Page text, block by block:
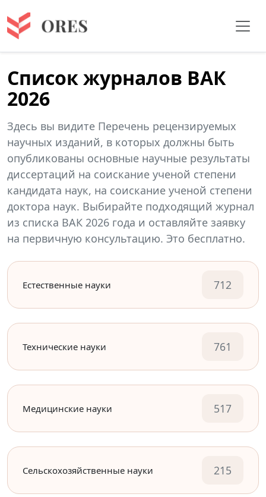
Список журналов ВАК
2026
Здесь вы видите Перечень рецензируемых
научных изданий, в которых должны быть
опубликованы основные научные результаты
диссертаций на соискание ученой степени
кандидата наук, на соискание ученой степени
доктора наук. Выбирайте подходящий журнал
из списка ВАК 2026 года и оставляйте заявку
на первичную консультацию. Это бесплатно.
Естественные науки 712
Технические науки 761
Медицинские науки 517
Сельскохозяйственные науки 215